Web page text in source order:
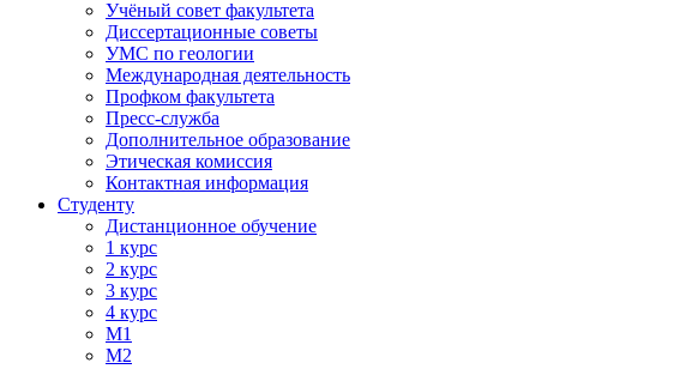
Учёный совет факультета
Диссертационные советы
УМС по геологии
Международная деятельность
Профком факультета
Пресс-служба
Дополнительное образование
Этическая комиссия
Контактная информация
Студенту
Дистанционное обучение
1 курс
2 курс
3 курс
4 курс
М1
М2